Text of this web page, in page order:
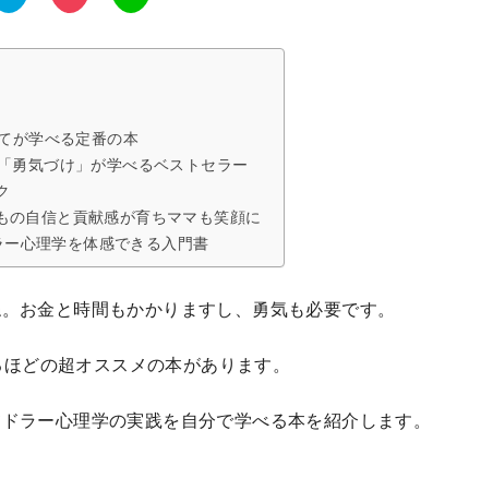
が学べる定番の本
勇気づけ」が学べるベストセラー
自信と貢献感が育ちママも笑顔に
心理学を体感できる入門書
金と時間もかかりますし、勇気も必要です。
どの超オススメの本があります。
ー心理学の実践を自分で学べる本を紹介します。